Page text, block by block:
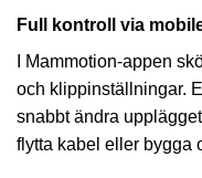
Full kontroll via
I Mammotion-appen
och klippinställningar.
snabbt ändra
flytta kabel eller bygga